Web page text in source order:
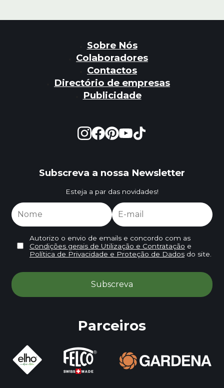
Sobre Nós
Colaboradores
Contactos
Directório de empresas
Publicidade
Subscreva a nossa Newsletter
Esteja a par das novidades!
Autorizo o envio de emails e concordo com as
Condições gerais de Utilização e Contratação e
Política de Privacidade e Proteção de Dadosdo site.
Parceiros